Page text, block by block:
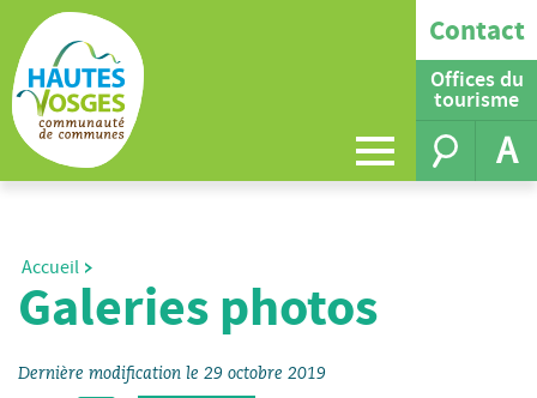
Contact
Offices du
tourisme
A
Accueil
Galeries photos
Dernière modification le 29 octobre 2019